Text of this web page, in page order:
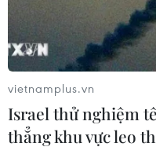
vietnamplus.vn
Israel thử nghiệm
thẳng khu vực leo